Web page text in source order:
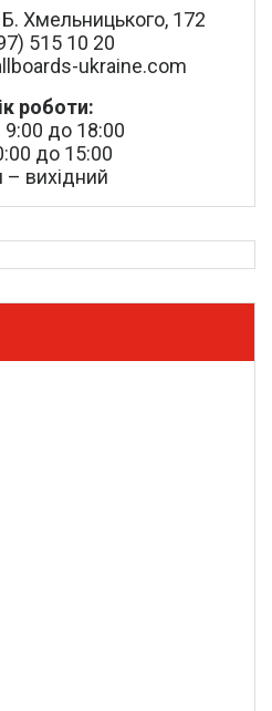
Б. Хмельницького, 172
515 10 20
ukraine.com
роботи:
9:00 до 18:00
до 15:00
– вихідний